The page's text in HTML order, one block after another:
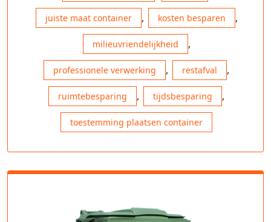
juiste maat container , kosten besparen ,
milieuvriendelijkheid ,
professionele verwerking , restafval ,
ruimtebesparing , tijdsbesparing ,
toestemming plaatsen container